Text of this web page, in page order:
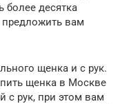
более десятка
вам
щенка и с рук.
щенка в Москве
с рук, при этом вам